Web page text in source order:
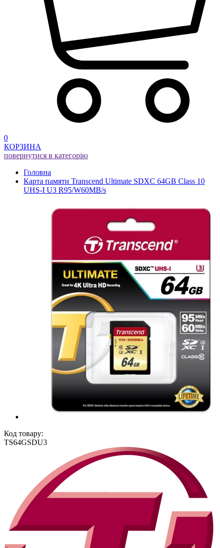
0
КОРЗИНА
повернутися в категорію
Головна
Карта памяти Transcend Ultimate SDXC 64GB Class 10
UHS-I U3 R95/W60MB/s
Код товару:
TS64GSDU3